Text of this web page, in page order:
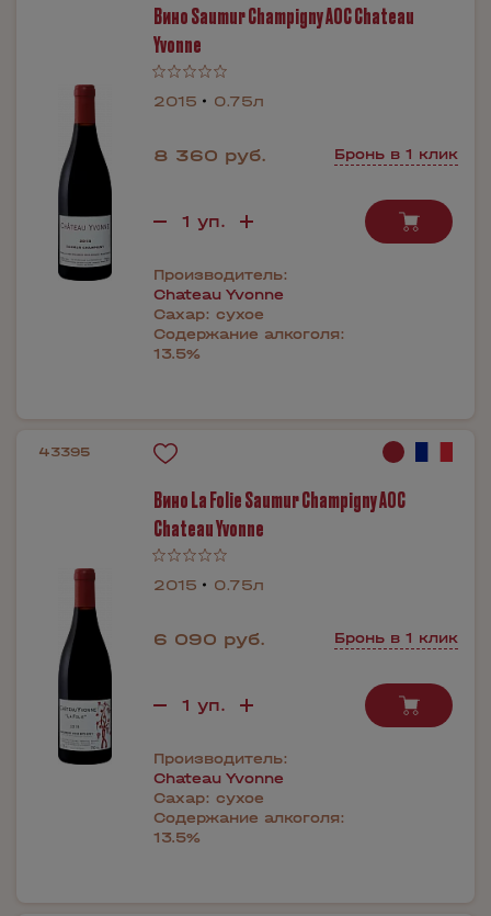
Вино Saumur Champigny AOC Chateau
Yvonne
2015 0.75л
8 360 руб. Бронь в 1 клик
Производитель:
Chateau Yvonne
Сахар: сухое
Содержание алкоголя:
13.5%
43395
Вино La Folie Saumur Champigny AOC
Chateau Yvonne
2015 0.75л
6 090 руб. Бронь в 1 клик
Производитель:
Chateau Yvonne
Сахар: сухое
Содержание алкоголя:
13.5%